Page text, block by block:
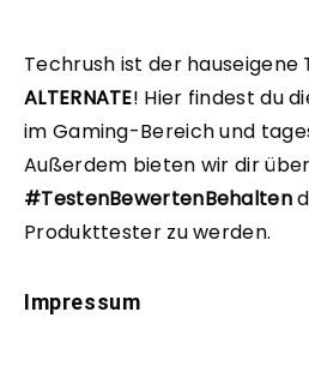
Techrush ist der hauseigene
ALTERNATE! Hier findest du
im Gaming-Bereich und
Außerdem bieten wir dir über
#TestenBewertenBehalten
Produkttester zu werden.
Impressum